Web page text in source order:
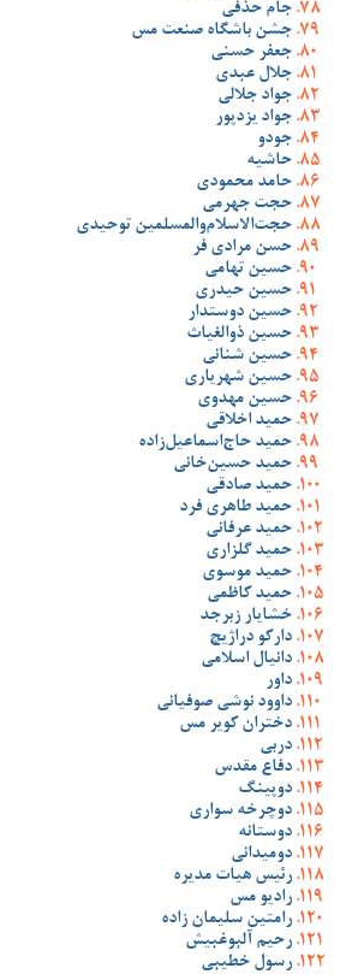
جام حذفی
جشن باشگاه صنعت مس
جعفر حسنی
جلال عبدی
جواد جلالی
جواد یزدپور
جودو
حاشیه
حامد محمودی
حجت جهرمی
حجت‌الاسلام‌والمسلمین توحیدی
حسن مرادی فر
حسین تهامی
حسین حیدری
حسین دوستدار
حسین ذوالغیاث
حسین شنانی
حسین شهریاری
حسین مهدوی
حمید اخلاقی
حمید حاج‌اسماعیل‌زاده
حمید حسین‌خانی
حمید صادقی
حمید طاهری فرد
حمید عرفانی
حمید گلزاری
حمید موسوی
حمید کاظمی
خشایار زبرجد
دارکو دراژیچ
دانیال اسلامی
داور
داوود نوشی صوفیانی
دختران کویر مس
دربی
دفاع مقدس
دوپینگ
دوچرخه سواری
دوستانه
دومیدانی
رئیس هیات مدیره
رادیو مس
رامتین سلیمان زاده
رحیم آلبوغبیش
رسول خطیبی